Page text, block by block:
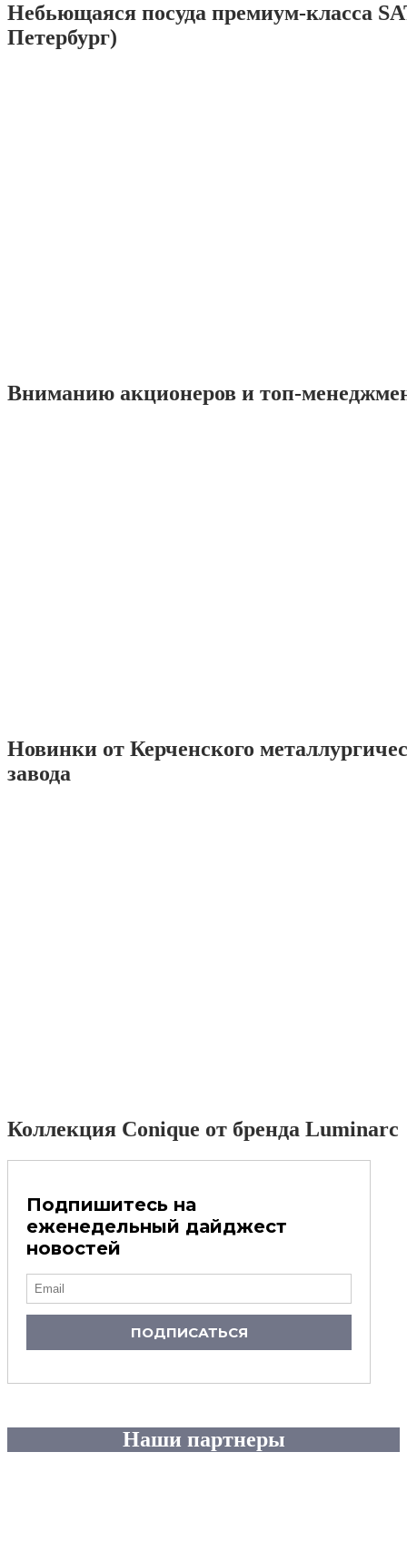
Небьющаяся посуда премиум-класса
Петербург)
Вниманию акционеров и топ-
Новинки от Керченского
завода
Коллекция Conique от бренда Luminarc
Подпишитесь на
еженедельный дайджест
новостей
ПОДПИСАТЬСЯ
Наши партнеры